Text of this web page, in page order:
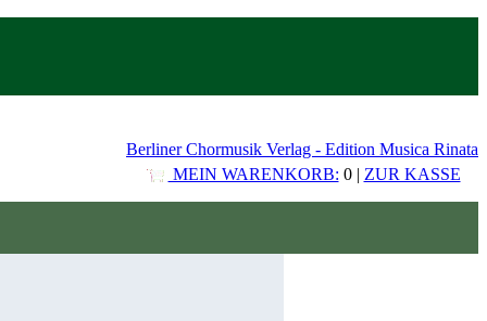
Berliner Chormusik Verlag - Edition Musica Rinata
MEIN WARENKORB: 0 | ZUR KASSE